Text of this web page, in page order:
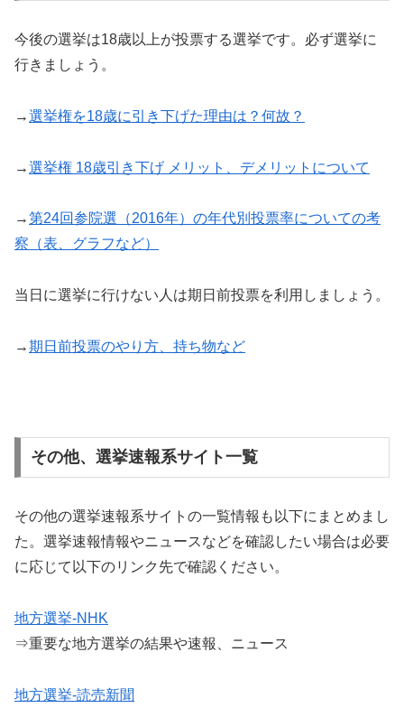
今後の選挙は18歳以上が投票する選挙です。必ず選挙に
行きましょう。
→選挙権を18歳に引き下げた理由は？何故？
→選挙権 18歳引き下げ メリット、デメリットについて
→第24回参院選（2016年）の年代別投票率についての考
察（表、グラフなど）
当日に選挙に行けない人は期日前投票を利用しましょう。
→期日前投票のやり方、持ち物など
その他、選挙速報系サイト一覧
その他の選挙速報系サイトの一覧情報も以下にまとめまし
た。選挙速報情報やニュースなどを確認したい場合は必要
に応じて以下のリンク先で確認ください。
地方選挙-NHK
⇒重要な地方選挙の結果や速報、ニュース
地方選挙-読売新聞